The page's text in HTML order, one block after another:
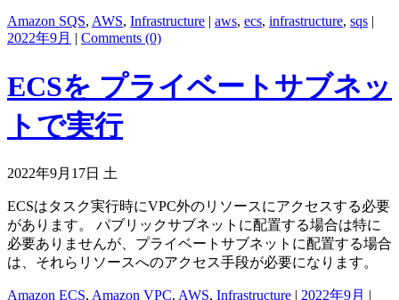
Amazon SQS, AWS, Infrastructure | aws, ecs, infrastructure, sqs |
2022年9月 | Comments (0)
ECSを プライベートサブネッ
トで実行
2022年9月17日 土
ECSはタスク実行時にVPC外のリソースにアクセスする必要
があります。 パブリックサブネットに配置する場合は特に
必要ありませんが、プライベートサブネットに配置する場合
は、それらリソースへのアクセス手段が必要になります。
Amazon ECS, Amazon VPC, AWS, Infrastructure | 2022年9月 |